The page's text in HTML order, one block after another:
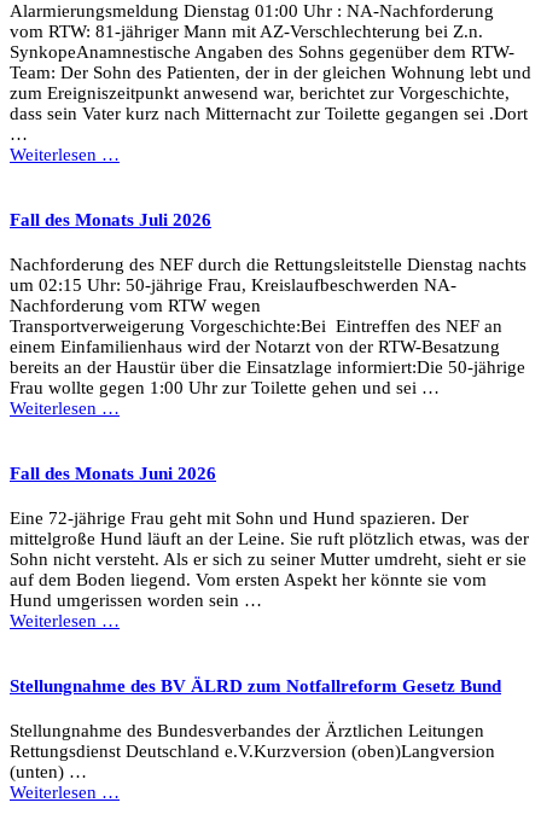
Alarmierungsmeldung Dienstag 01:00 Uhr : NA-Nachforderung
vom RTW: 81-jähriger Mann mit AZ-Verschlechterung bei Z.n.
SynkopeAnamnestische Angaben des Sohns gegenüber dem RTW-
Team: Der Sohn des Patienten, der in der gleichen Wohnung lebt und
zum Ereigniszeitpunkt anwesend war, berichtet zur Vorgeschichte,
dass sein Vater kurz nach Mitternacht zur Toilette gegangen sei .Dort
…
Weiterlesen …
Fall des Monats Juli 2026
Nachforderung des NEF durch die Rettungsleitstelle Dienstag nachts
um 02:15 Uhr: 50-jährige Frau, Kreislaufbeschwerden NA-
Nachforderung vom RTW wegen
Transportverweigerung Vorgeschichte:Bei Eintreffen des NEF an
einem Einfamilienhaus wird der Notarzt von der RTW-Besatzung
bereits an der Haustür über die Einsatzlage informiert:Die 50-jährige
Frau wollte gegen 1:00 Uhr zur Toilette gehen und sei …
Weiterlesen …
Fall des Monats Juni 2026
Eine 72-jährige Frau geht mit Sohn und Hund spazieren. Der
mittelgroße Hund läuft an der Leine. Sie ruft plötzlich etwas, was der
Sohn nicht versteht. Als er sich zu seiner Mutter umdreht, sieht er sie
auf dem Boden liegend. Vom ersten Aspekt her könnte sie vom
Hund umgerissen worden sein …
Weiterlesen …
Stellungnahme des BV ÄLRD zum Notfallreform Gesetz Bund
Stellungnahme des Bundesverbandes der Ärztlichen Leitungen
Rettungsdienst Deutschland e.V.Kurzversion (oben)Langversion
(unten) …
Weiterlesen …